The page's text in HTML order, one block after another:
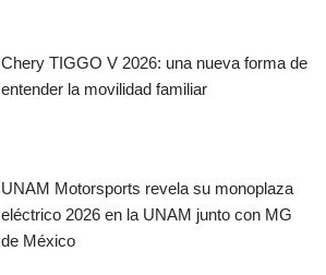
Chery TIGGO V 2026: una nueva forma de
entender la movilidad familiar
UNAM Motorsports revela su monoplaza
eléctrico 2026 en la UNAM junto con MG
de México